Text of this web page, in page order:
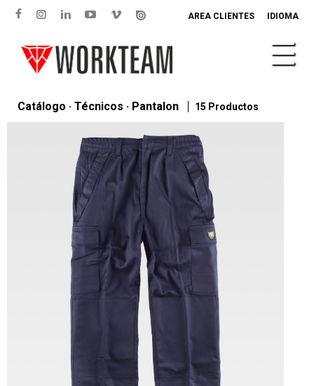
AREA CLIENTES IDIOMA
Catálogo · Técnicos · Pantalon 15 Productos